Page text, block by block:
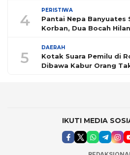
4
PERISTIWA
Pantai Nepa Banyuates
Korban, Dua Bocah
5
DAERAH
Kotak Suara Pemilu di
Dibawa Kabur Orang
IKUTI MEDIA